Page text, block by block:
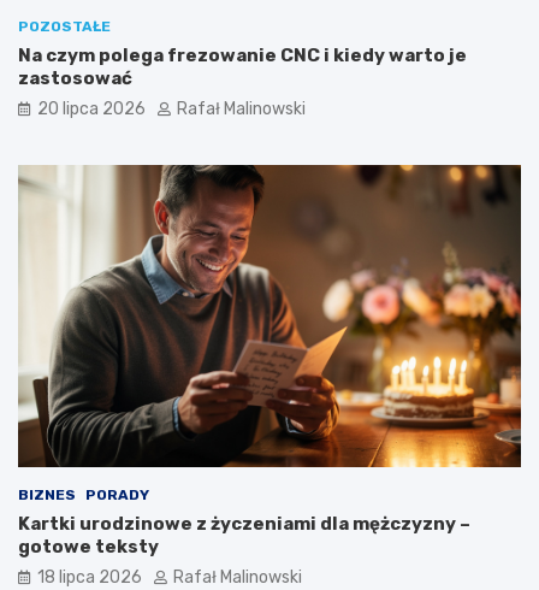
POZOSTAŁE
Na czym polega frezowanie CNC i kiedy warto je
zastosować
20 lipca 2026 Rafał Malinowski
BIZNES PORADY
Kartki urodzinowe z życzeniami dla mężczyzny –
gotowe teksty
18 lipca 2026 Rafał Malinowski